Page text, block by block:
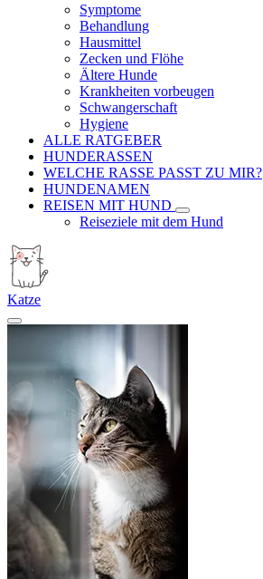
Symptome
Behandlung
Hausmittel
Zecken und Flöhe
Ältere Hunde
Krankheiten vorbeugen
Schwangerschaft
Hygiene
ALLE RATGEBER
HUNDERASSEN
WELCHE RASSE PASST ZU MIR?
HUNDENAMEN
REISEN MIT HUND
Reiseziele mit dem Hund
Katze